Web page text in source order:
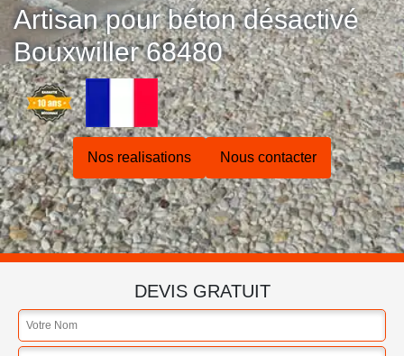
Artisan pour béton désactivé
Bouxwiller 68480
Nos realisations Nous contacter
DEVIS GRATUIT